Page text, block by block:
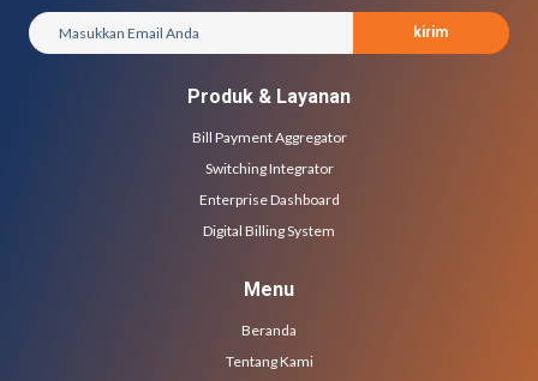
kirim
Produk & Layanan
Bill Payment Aggregator
Switching Integrator
Enterprise Dashboard
Digital Billing System
Menu
Beranda
Tentang Kami